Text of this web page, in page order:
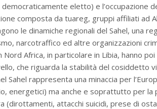
eletto) e l’occupazione
composta da tuareg, gruppi affiliati ad
le dinamiche regionali del Sahel, una
narcotraffico ed altre organizzazioni
Nord Africa, in particolare in Libia, hanno
che riguarda la stabilità del cosiddetto
Sahel rappresenta una minaccia per
energetici) ma anche e soprattutto per la
(dirottamenti, attacchi suicidi, prese di